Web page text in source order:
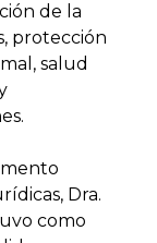
de la
protección
salud
Dra.
como